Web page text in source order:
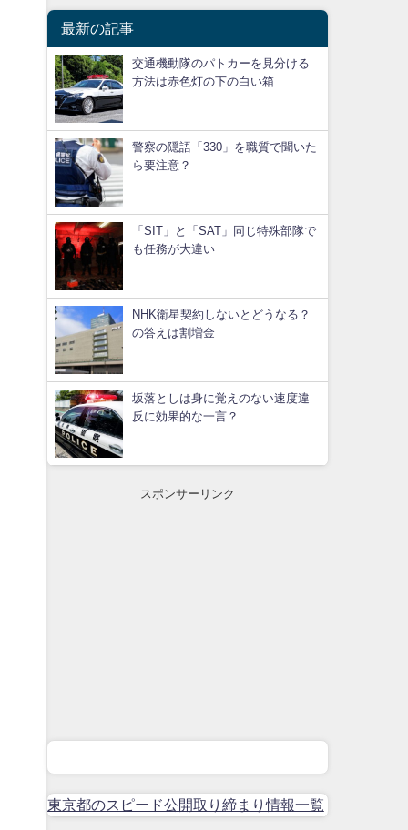
最新の記事
交通機動隊のパトカーを見分ける
方法は赤色灯の下の白い箱
警察の隠語「330」を職質で聞いた
ら要注意？
「SIT」と「SAT」同じ特殊部隊で
も任務が大違い
NHK衛星契約しないとどうなる？
の答えは割増金
坂落としは身に覚えのない速度違
反に効果的な一言？
スポンサーリンク
東京都のスピード公開取り締まり情報一覧